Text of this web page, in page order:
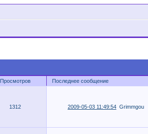
Просмотров Последнее сообщение
1312 2009-05-03 11:49:54 Grimmgou